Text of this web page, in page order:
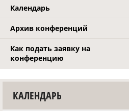
Календарь
Архив конференций
Как подать заявку на
конференцию
КАЛЕНДАРЬ